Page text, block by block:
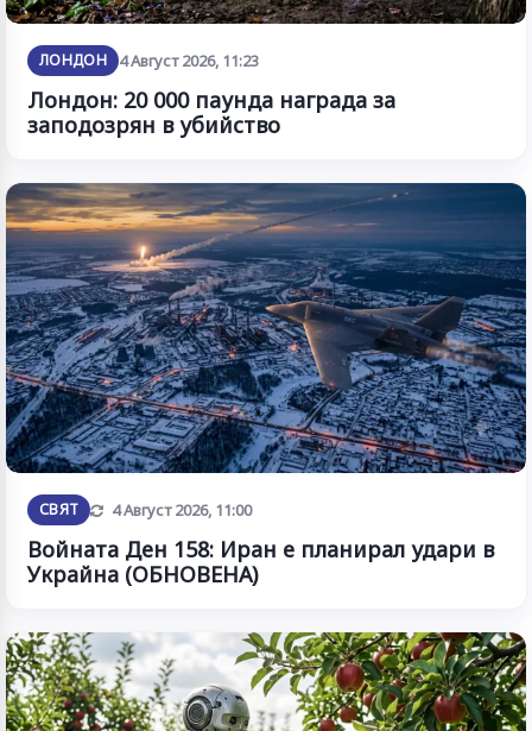
ЛОНДОН 4 Август 2026, 11:23
Лондон: 20 000 паунда награда за
заподозрян в убийство
СВЯТ Обновена
4 Август 2026, 11:00
Войната Ден 158: Иран е планирал удари в
Украйна (ОБНОВЕНА)